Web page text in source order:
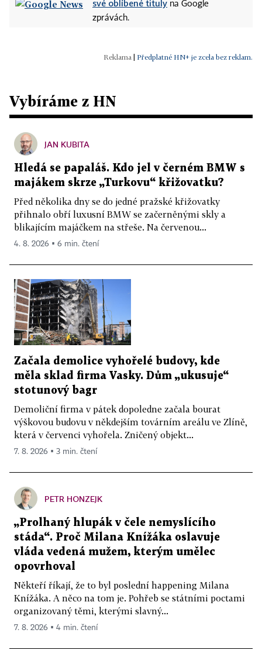
své oblíbené tituly na Google
zprávách.
Předplatné HN+ je zcela bez reklam.
Vybíráme z HN
JAN KUBITA
Hledá se papaláš. Kdo jel v černém BMW s
majákem skrze „Turkovu“ křižovatku?
Před několika dny se do jedné pražské křižovatky
přihnalo obří luxusní BMW se začerněnými skly a
blikajícím majáčkem na střeše. Na červenou...
4. 8. 2026 ▪ 6 min. čtení
Začala demolice vyhořelé budovy, kde
měla sklad firma Vasky. Dům „ukusuje“
stotunový bagr
Demoliční firma v pátek dopoledne začala bourat
výškovou budovu v někdejším továrním areálu ve Zlíně,
která v červenci vyhořela. Zničený objekt...
7. 8. 2026 ▪ 3 min. čtení
PETR HONZEJK
„Prolhaný hlupák v čele nemyslícího
stáda“. Proč Milana Knížáka oslavuje
vláda vedená mužem, kterým umělec
opovrhoval
Někteří říkají, že to byl poslední happening Milana
Knížáka. A něco na tom je. Pohřeb se státními poctami
organizovaný těmi, kterými slavný...
7. 8. 2026 ▪ 4 min. čtení